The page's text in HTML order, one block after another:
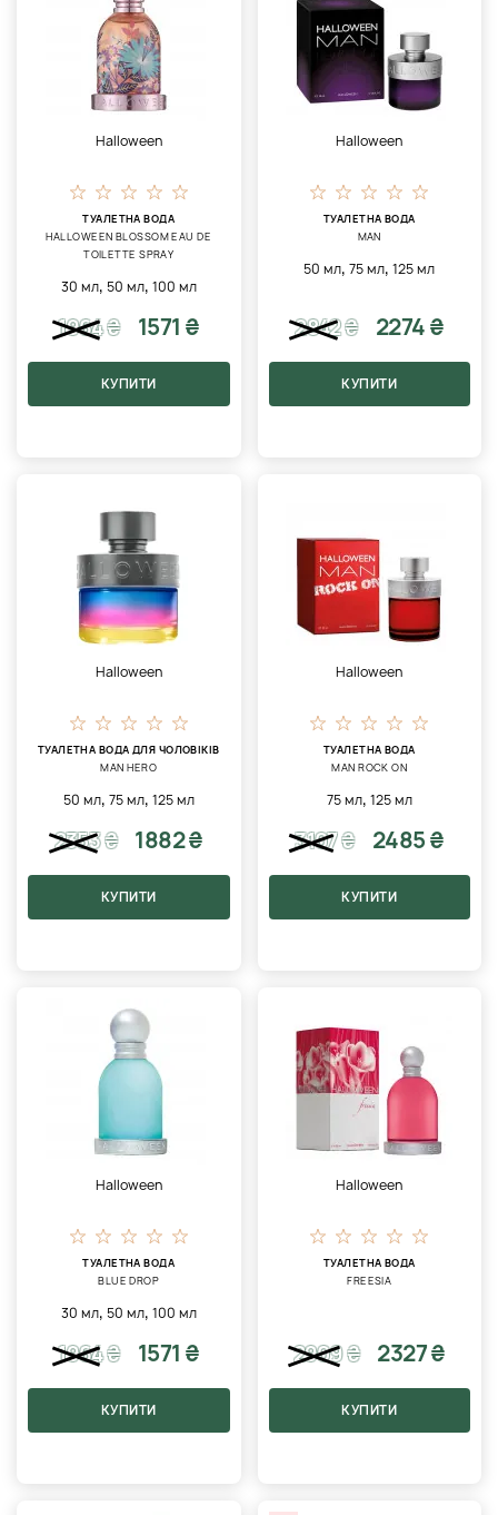
Halloween
ТУАЛЕТНА ВОДА
HALLOWEEN BLOSSOM EAU DE
TOILETTE SPRAY
30 мл, 50 мл, 100 мл
1964₴ 1571 ₴
КУПИТИ
Halloween
ТУАЛЕТНА ВОДА
MAN
50 мл,75 мл,125 мл
2842₴ 2274 ₴
КУПИТИ
Halloween
ТУАЛЕТНА ВОДА ДЛЯ ЧОЛОВІКІВ
MAN HERO
50 мл, 75 мл, 125 мл
2353₴ 1882 ₴
КУПИТИ
Halloween
ТУАЛЕТНА ВОДА
MAN ROCK ON
75 мл, 125 мл
3107₴ 2485 ₴
КУПИТИ
Halloween
ТУАЛЕТНА ВОДА
BLUE DROP
30 мл, 50 мл, 100 мл
1964₴ 1571 ₴
КУПИТИ
Halloween
ТУАЛЕТНА ВОДА
FREESIA
2909₴ 2327 ₴
КУПИТИ